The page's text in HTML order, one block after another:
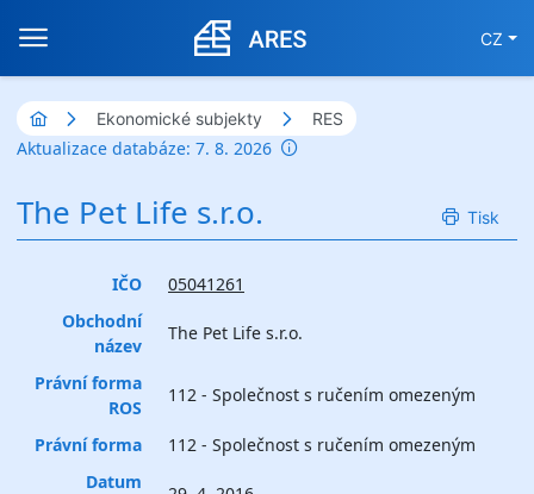
CZ
Ekonomické subjekty RES
Aktualizace databáze: 7. 8. 2026
The Pet Life s.r.o. Tisk
IČO
05041261
Obchodní
název
The Pet Life s.r.o.
Právní forma
ROS
112 - Společnost s ručením omezeným
Právní forma
112 - Společnost s ručením omezeným
Datum